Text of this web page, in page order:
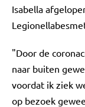
Isabella
"Door de
naar buiten
voordat ik ziek
op bezoek